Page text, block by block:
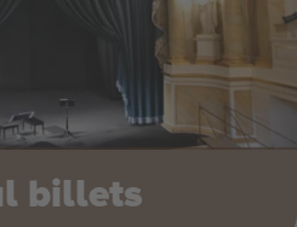
billets